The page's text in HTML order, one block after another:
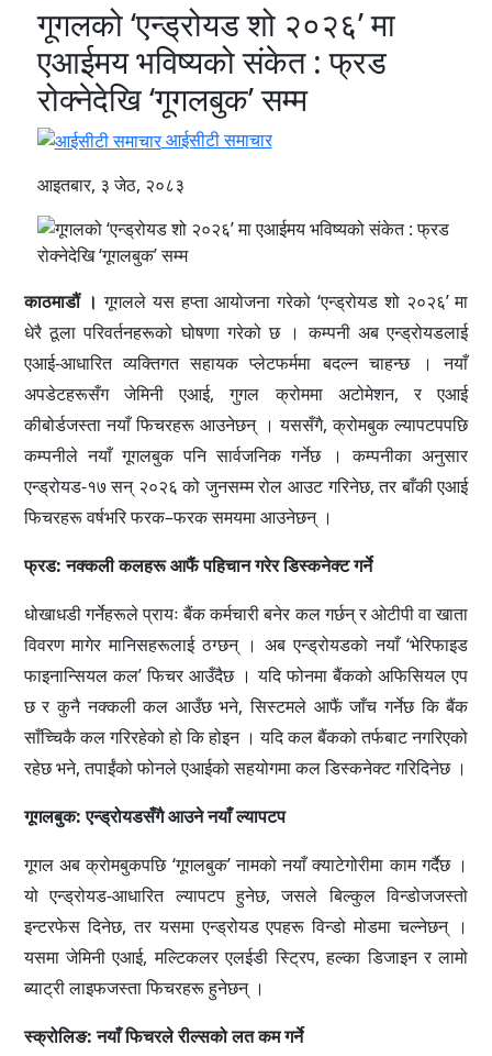
गूगलको ‘एन्ड्रोयड शो २०२६’ मा
एआईमय भविष्यको संकेत : फ्रड
रोक्नेदेखि ‘गूगलबुक’ सम्म
आईसीटी समाचार
आइतबार, ३ जेठ, २०८३
काठमाडौं । गूगलले यस हप्ता आयोजना गरेको ‘एन्ड्रोयड शो २०२६’ मा
धेरै ठूला परिवर्तनहरूको घोषणा गरेको छ । कम्पनी अब एन्ड्रोयडलाई
एआई-आधारित व्यक्तिगत सहायक प्लेटफर्ममा बदल्न चाहन्छ । नयाँ
अपडेटहरूसँग जेमिनी एआई, गुगल क्रोममा अटोमेशन, र एआई
कीबोर्डजस्ता नयाँ फिचरहरू आउनेछन् । यससँगै, क्रोमबुक ल्यापटपपछि
कम्पनीले नयाँ गूगलबुक पनि सार्वजनिक गर्नेछ । कम्पनीका अनुसार
एन्ड्रोयड-१७ सन् २०२६ को जुनसम्म रोल आउट गरिनेछ, तर बाँकी एआई
फिचरहरू वर्षभरि फरक–फरक समयमा आउनेछन् ।
फ्रड: नक्कली कलहरू आफैं पहिचान गरेर डिस्कनेक्ट गर्ने
धोखाधडी गर्नेहरूले प्रायः बैंक कर्मचारी बनेर कल गर्छन् र ओटीपी वा खाता
विवरण मागेर मानिसहरूलाई ठग्छन् । अब एन्ड्रोयडको नयाँ ‘भेरिफाइड
फाइनान्सियल कल’ फिचर आउँदैछ । यदि फोनमा बैंकको अफिसियल एप
छ र कुनै नक्कली कल आउँछ भने, सिस्टमले आफैं जाँच गर्नेछ कि बैंक
साँच्चिकै कल गरिरहेको हो कि होइन । यदि कल बैंकको तर्फबाट नगरिएको
रहेछ भने, तपाईंको फोनले एआईको सहयोगमा कल डिस्कनेक्ट गरिदिनेछ ।
गूगलबुक: एन्ड्रोयडसँगै आउने नयाँ ल्यापटप
गूगल अब क्रोमबुकपछि ‘गूगलबुक’ नामको नयाँ क्याटेगोरीमा काम गर्दैछ ।
यो एन्ड्रोयड-आधारित ल्यापटप हुनेछ, जसले बिल्कुल विन्डोजजस्तो
इन्टरफेस दिनेछ, तर यसमा एन्ड्रोयड एपहरू विन्डो मोडमा चल्नेछन् ।
यसमा जेमिनी एआई, मल्टिकलर एलईडी स्ट्रिप, हल्का डिजाइन र लामो
ब्याट्री लाइफजस्ता फिचरहरू हुनेछन् ।
स्क्रोलिङ: नयाँ फिचरले रील्सको लत कम गर्ने